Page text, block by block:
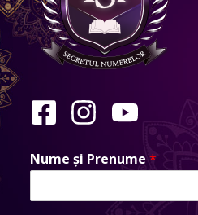
Nume și Prenume*